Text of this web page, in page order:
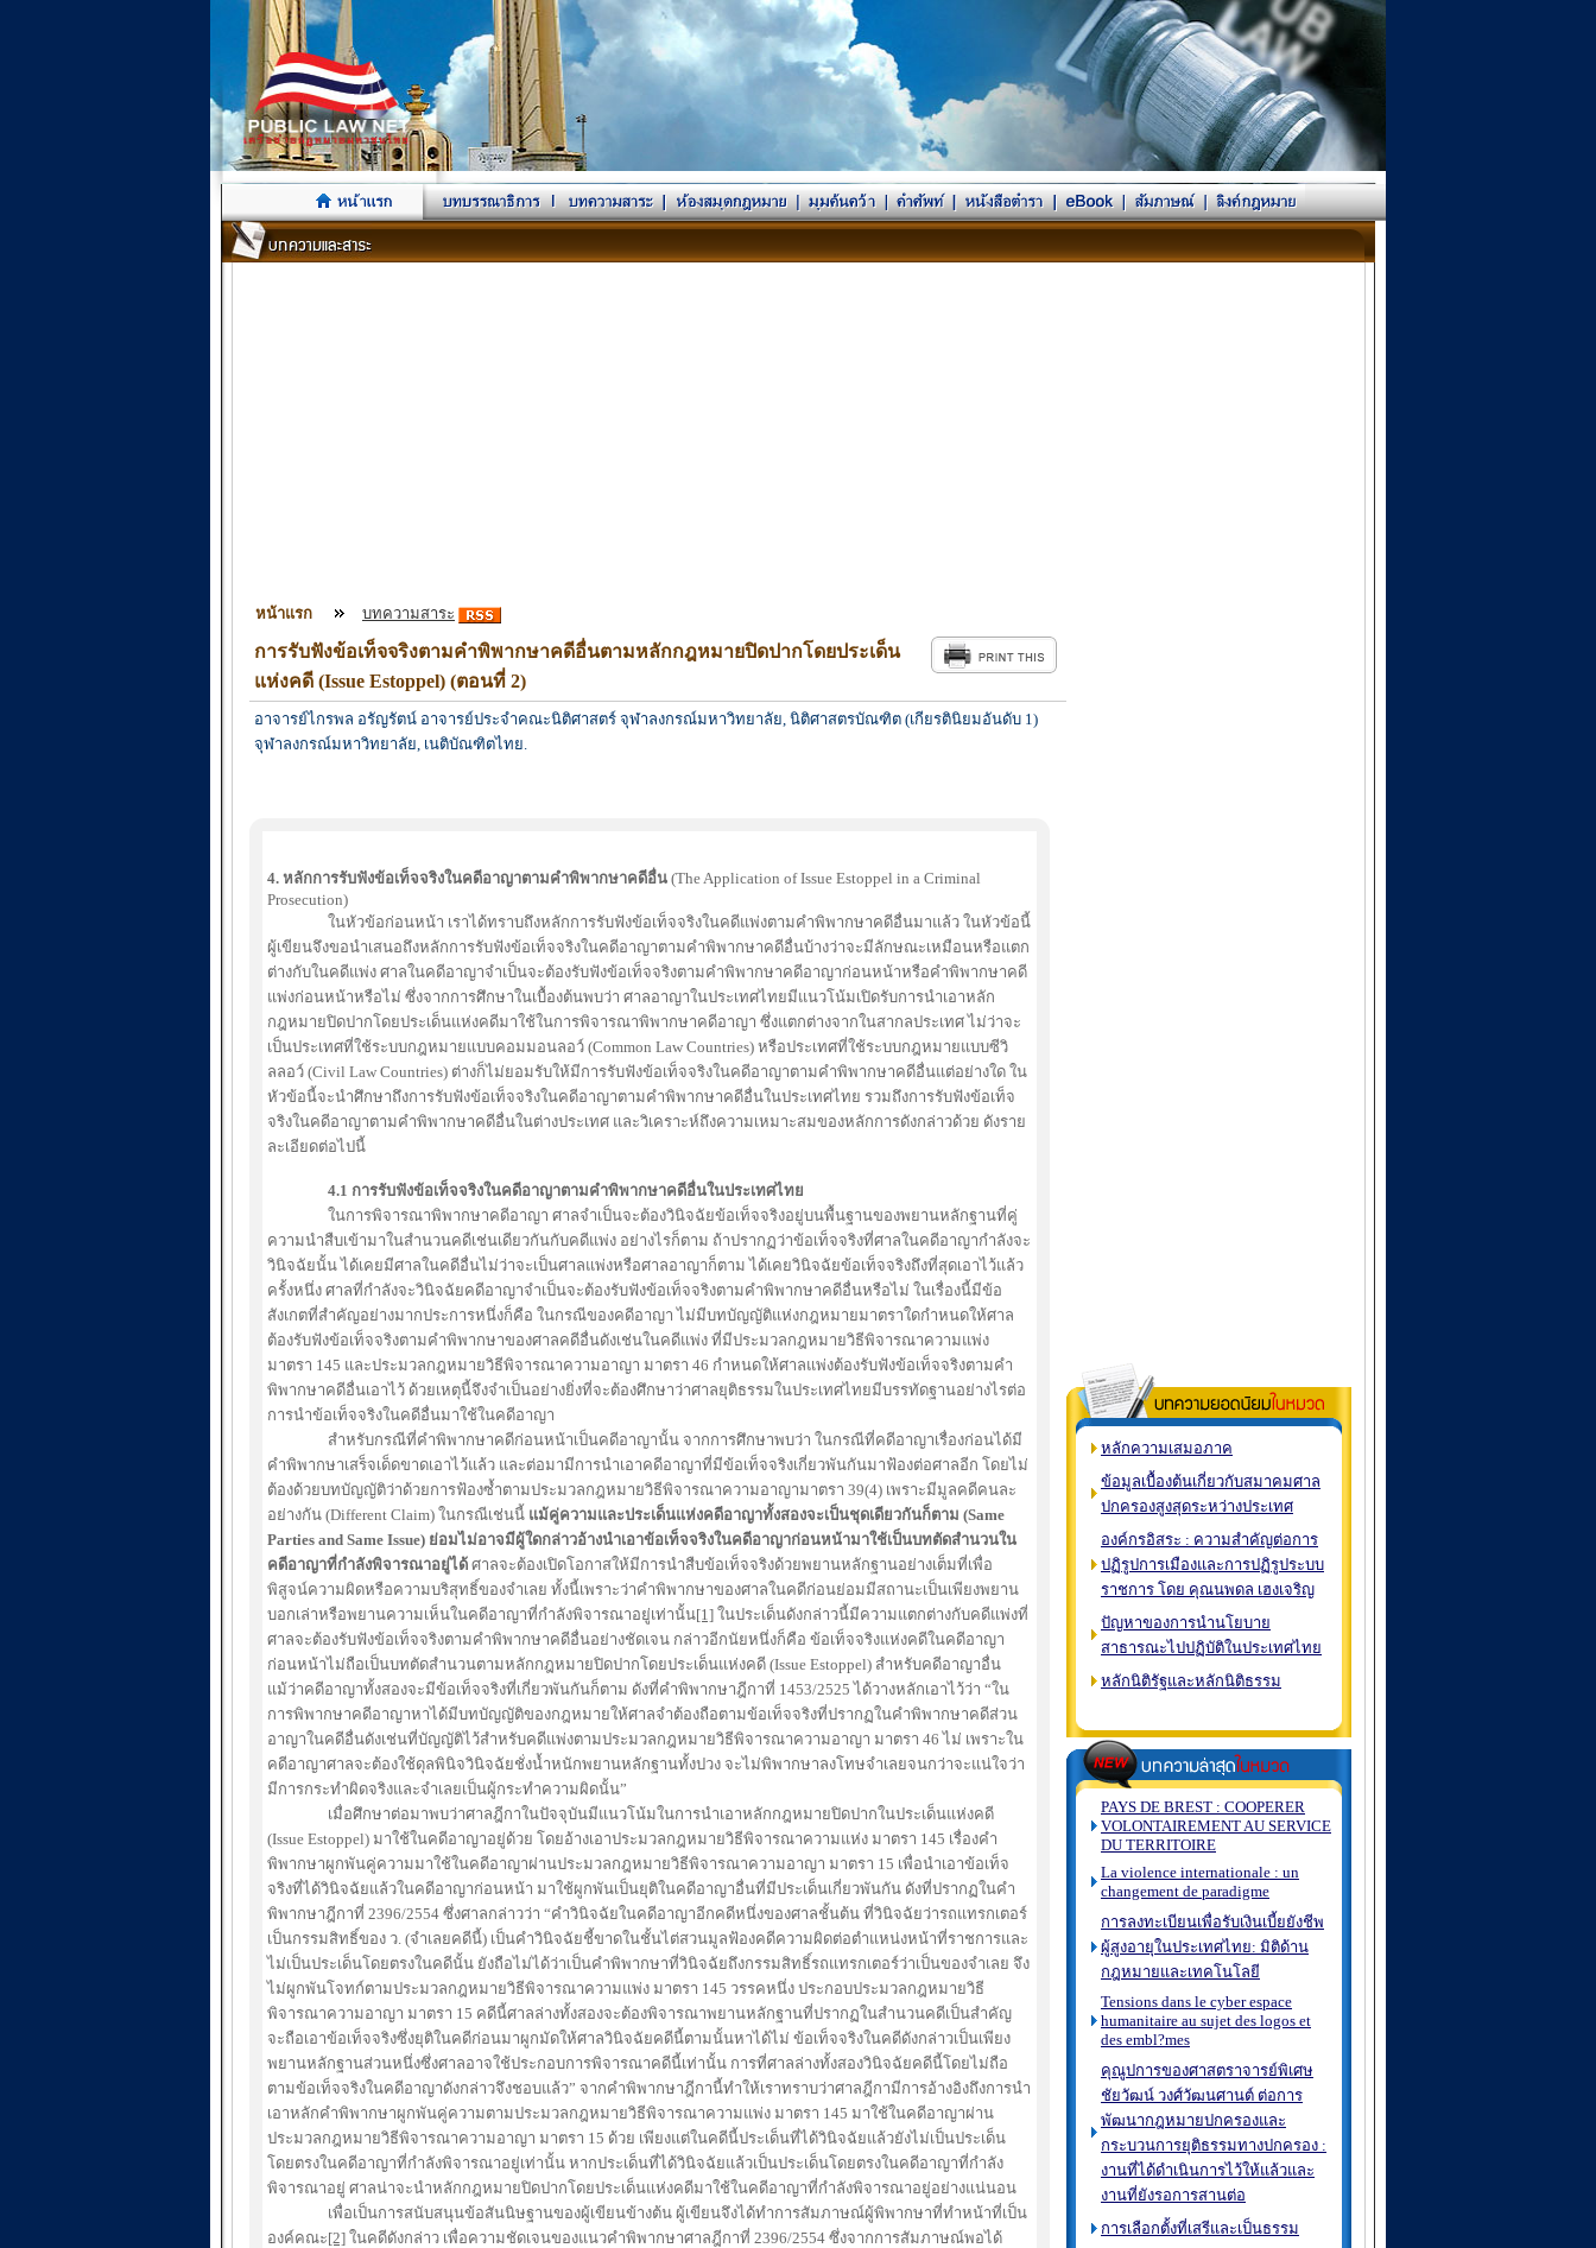
หน้าแรก บทความสาระ
การรับฟังข้อเท็จจริงตามคำพิพากษาคดีอื่นตามหลักกฎหมายปิดปากโดยประเด็น
แห่งคดี (Issue Estoppel) (ตอนที่ 2)
อาจารย์ไกรพล อรัญรัตน์ อาจารย์ประจำคณะนิติศาสตร์ จุฬาลงกรณ์มหาวิทยาลัย, นิติศาสตรบัณฑิต (เกียรตินิยมอันดับ 1)
จุฬาลงกรณ์มหาวิทยาลัย, เนติบัณฑิตไทย.
4. หลักการรับฟังข้อเท็จจริงในคดีอาญาตามคำพิพากษาคดีอื่น (The Application of Issue Estoppel in a Criminal
Prosecution)
ในหัวข้อก่อนหน้า เราได้ทราบถึงหลักการรับฟังข้อเท็จจริงในคดีแพ่งตามคำพิพากษาคดีอื่นมาแล้ว ในหัวข้อนี้
ผู้เขียนจึงขอนำเสนอถึงหลักการรับฟังข้อเท็จจริงในคดีอาญาตามคำพิพากษาคดีอื่นบ้างว่าจะมีลักษณะเหมือนหรือแตก
ต่างกับในคดีแพ่ง ศาลในคดีอาญาจำเป็นจะต้องรับฟังข้อเท็จจริงตามคำพิพากษาคดีอาญาก่อนหน้าหรือคำพิพากษาคดี
แพ่งก่อนหน้าหรือไม่ ซึ่งจากการศึกษาในเบื้องต้นพบว่า ศาลอาญาในประเทศไทยมีแนวโน้มเปิดรับการนำเอาหลัก
กฎหมายปิดปากโดยประเด็นแห่งคดีมาใช้ในการพิจารณาพิพากษาคดีอาญา ซึ่งแตกต่างจากในสากลประเทศ ไม่ว่าจะ
เป็นประเทศที่ใช้ระบบกฎหมายแบบคอมมอนลอว์ (Common Law Countries) หรือประเทศที่ใช้ระบบกฎหมายแบบซีวิ
ลลอว์ (Civil Law Countries) ต่างก็ไม่ยอมรับให้มีการรับฟังข้อเท็จจริงในคดีอาญาตามคำพิพากษาคดีอื่นแต่อย่างใด ใน
หัวข้อนี้จะนำศึกษาถึงการรับฟังข้อเท็จจริงในคดีอาญาตามคำพิพากษาคดีอื่นในประเทศไทย รวมถึงการรับฟังข้อเท็จ
จริงในคดีอาญาตามคำพิพากษาคดีอื่นในต่างประเทศ และวิเคราะห์ถึงความเหมาะสมของหลักการดังกล่าวด้วย ดังราย
ละเอียดต่อไปนี้
4.1 การรับฟังข้อเท็จจริงในคดีอาญาตามคำพิพากษาคดีอื่นในประเทศไทย
ในการพิจารณาพิพากษาคดีอาญา ศาลจำเป็นจะต้องวินิจฉัยข้อเท็จจริงอยู่บนพื้นฐานของพยานหลักฐานที่คู่
ความนำสืบเข้ามาในสำนวนคดีเช่นเดียวกันกับคดีแพ่ง อย่างไรก็ตาม ถ้าปรากฏว่าข้อเท็จจริงที่ศาลในคดีอาญากำลังจะ
วินิจฉัยนั้น ได้เคยมีศาลในคดีอื่นไม่ว่าจะเป็นศาลแพ่งหรือศาลอาญาก็ตาม ได้เคยวินิจฉัยข้อเท็จจริงถึงที่สุดเอาไว้แล้ว
ครั้งหนึ่ง ศาลที่กำลังจะวินิจฉัยคดีอาญาจำเป็นจะต้องรับฟังข้อเท็จจริงตามคำพิพากษาคดีอื่นหรือไม่ ในเรื่องนี้มีข้อ
สังเกตที่สำคัญอย่างมากประการหนึ่งก็คือ ในกรณีของคดีอาญา ไม่มีบทบัญญัติแห่งกฎหมายมาตราใดกำหนดให้ศาล
ต้องรับฟังข้อเท็จจริงตามคำพิพากษาของศาลคดีอื่นดังเช่นในคดีแพ่ง ที่มีประมวลกฎหมายวิธีพิจารณาความแพ่ง
มาตรา 145 และประมวลกฎหมายวิธีพิจารณาความอาญา มาตรา 46 กำหนดให้ศาลแพ่งต้องรับฟังข้อเท็จจริงตามคำ
พิพากษาคดีอื่นเอาไว้ ด้วยเหตุนี้จึงจำเป็นอย่างยิ่งที่จะต้องศึกษาว่าศาลยุติธรรมในประเทศไทยมีบรรทัดฐานอย่างไรต่อ
การนำข้อเท็จจริงในคดีอื่นมาใช้ในคดีอาญา
สำหรับกรณีที่คำพิพากษาคดีก่อนหน้าเป็นคดีอาญานั้น จากการศึกษาพบว่า ในกรณีที่คดีอาญาเรื่องก่อนได้มี
คำพิพากษาเสร็จเด็ดขาดเอาไว้แล้ว และต่อมามีการนำเอาคดีอาญาที่มีข้อเท็จจริงเกี่ยวพันกันมาฟ้องต่อศาลอีก โดยไม่
ต้องด้วยบทบัญญัติว่าด้วยการฟ้องซ้ำตามประมวลกฎหมายวิธีพิจารณาความอาญามาตรา 39(4) เพราะมีมูลคดีคนละ
อย่างกัน (Different Claim) ในกรณีเช่นนี้ แม้คู่ความและประเด็นแห่งคดีอาญาทั้งสองจะเป็นชุดเดียวกันก็ตาม (Same
Parties and Same Issue) ย่อมไม่อาจมีผู้ใดกล่าวอ้างนำเอาข้อเท็จจริงในคดีอาญาก่อนหน้ามาใช้เป็นบทตัดสำนวนใน
คดีอาญาที่กำลังพิจารณาอยู่ได้ ศาลจะต้องเปิดโอกาสให้มีการนำสืบข้อเท็จจริงด้วยพยานหลักฐานอย่างเต็มที่เพื่อ
พิสูจน์ความผิดหรือความบริสุทธิ์ของจำเลย ทั้งนี้เพราะว่าคำพิพากษาของศาลในคดีก่อนย่อมมีสถานะเป็นเพียงพยาน
บอกเล่าหรือพยานความเห็นในคดีอาญาที่กำลังพิจารณาอยู่เท่านั้น[1] ในประเด็นดังกล่าวนี้มีความแตกต่างกับคดีแพ่งที่
ศาลจะต้องรับฟังข้อเท็จจริงตามคำพิพากษาคดีอื่นอย่างชัดเจน กล่าวอีกนัยหนึ่งก็คือ ข้อเท็จจริงแห่งคดีในคดีอาญา
ก่อนหน้าไม่ถือเป็นบทตัดสำนวนตามหลักกฎหมายปิดปากโดยประเด็นแห่งคดี (Issue Estoppel) สำหรับคดีอาญาอื่น
แม้ว่าคดีอาญาทั้งสองจะมีข้อเท็จจริงที่เกี่ยวพันกันก็ตาม ดังที่คำพิพากษาฎีกาที่ 1453/2525 ได้วางหลักเอาไว้ว่า “ใน
การพิพากษาคดีอาญาหาได้มีบทบัญญัติของกฎหมายให้ศาลจำต้องถือตามข้อเท็จจริงที่ปรากฏในคำพิพากษาคดีส่วน
อาญาในคดีอื่นดังเช่นที่บัญญัติไว้สำหรับคดีแพ่งตามประมวลกฎหมายวิธีพิจารณาความอาญา มาตรา 46 ไม่ เพราะใน
คดีอาญาศาลจะต้องใช้ดุลพินิจวินิจฉัยชั่งน้ำหนักพยานหลักฐานทั้งปวง จะไม่พิพากษาลงโทษจำเลยจนกว่าจะแน่ใจว่า
มีการกระทำผิดจริงและจำเลยเป็นผู้กระทำความผิดนั้น”
เมื่อศึกษาต่อมาพบว่าศาลฎีกาในปัจจุบันมีแนวโน้มในการนำเอาหลักกฎหมายปิดปากในประเด็นแห่งคดี
(Issue Estoppel) มาใช้ในคดีอาญาอยู่ด้วย โดยอ้างเอาประมวลกฎหมายวิธีพิจารณาความแห่ง มาตรา 145 เรื่องคำ
พิพากษาผูกพันคู่ความมาใช้ในคดีอาญาผ่านประมวลกฎหมายวิธีพิจารณาความอาญา มาตรา 15 เพื่อนำเอาข้อเท็จ
จริงที่ได้วินิจฉัยแล้วในคดีอาญาก่อนหน้า มาใช้ผูกพันเป็นยุติในคดีอาญาอื่นที่มีประเด็นเกี่ยวพันกัน ดังที่ปรากฏในคำ
พิพากษาฎีกาที่ 2396/2554 ซึ่งศาลกล่าวว่า “คำวินิจฉัยในคดีอาญาอีกคดีหนึ่งของศาลชั้นต้น ที่วินิจฉัยว่ารถแทรกเตอร์
เป็นกรรมสิทธิ์ของ ว. (จำเลยคดีนี้) เป็นคำวินิจฉัยชี้ขาดในชั้นไต่สวนมูลฟ้องคดีความผิดต่อตำแหน่งหน้าที่ราชการและ
ไม่เป็นประเด็นโดยตรงในคดีนั้น ยังถือไม่ได้ว่าเป็นคำพิพากษาที่วินิจฉัยถึงกรรมสิทธิ์รถแทรกเตอร์ว่าเป็นของจำเลย จึง
ไม่ผูกพันโจทก์ตามประมวลกฎหมายวิธีพิจารณาความแพ่ง มาตรา 145 วรรคหนึ่ง ประกอบประมวลกฎหมายวิธี
พิจารณาความอาญา มาตรา 15 คดีนี้ศาลล่างทั้งสองจะต้องพิจารณาพยานหลักฐานที่ปรากฏในสำนวนคดีเป็นสำคัญ
จะถือเอาข้อเท็จจริงซึ่งยุติในคดีก่อนมาผูกมัดให้ศาลวินิจฉัยคดีนี้ตามนั้นหาได้ไม่ ข้อเท็จจริงในคดีดังกล่าวเป็นเพียง
พยานหลักฐานส่วนหนึ่งซึ่งศาลอาจใช้ประกอบการพิจารณาคดีนี้เท่านั้น การที่ศาลล่างทั้งสองวินิจฉัยคดีนี้โดยไม่ถือ
ตามข้อเท็จจริงในคดีอาญาดังกล่าวจึงชอบแล้ว” จากคำพิพากษาฎีกานี้ทำให้เราทราบว่าศาลฎีกามีการอ้างอิงถึงการนำ
เอาหลักคำพิพากษาผูกพันคู่ความตามประมวลกฎหมายวิธีพิจารณาความแพ่ง มาตรา 145 มาใช้ในคดีอาญาผ่าน
ประมวลกฎหมายวิธีพิจารณาความอาญา มาตรา 15 ด้วย เพียงแต่ในคดีนี้ประเด็นที่ได้วินิจฉัยแล้วยังไม่เป็นประเด็น
โดยตรงในคดีอาญาที่กำลังพิจารณาอยู่เท่านั้น หากประเด็นที่ได้วินิจฉัยแล้วเป็นประเด็นโดยตรงในคดีอาญาที่กำลัง
พิจารณาอยู่ ศาลน่าจะนำหลักกฎหมายปิดปากโดยประเด็นแห่งคดีมาใช้ในคดีอาญาที่กำลังพิจารณาอยู่อย่างแน่นอน
เพื่อเป็นการสนับสนุนข้อสันนิษฐานของผู้เขียนข้างต้น ผู้เขียนจึงได้ทำการสัมภาษณ์ผู้พิพากษาที่ทำหน้าที่เป็น
องค์คณะ[2] ในคดีดังกล่าว เพื่อความชัดเจนของแนวคำพิพากษาศาลฎีกาที่ 2396/2554 ซึ่งจากการสัมภาษณ์พอได้
หลักความเสมอภาค
ข้อมูลเบื้องต้นเกี่ยวกับสมาคมศาล
ปกครองสูงสุดระหว่างประเทศ
องค์กรอิสระ : ความสำคัญต่อการ
ปฏิรูปการเมืองและการปฏิรูประบบ
ราชการ โดย คุณนพดล เฮงเจริญ
ปัญหาของการนำนโยบาย
สาธารณะไปปฏิบัติในประเทศไทย
หลักนิติรัฐและหลักนิติธรรม
PAYS DE BREST : COOPERER
VOLONTAIREMENT AU SERVICE
DU TERRITOIRE
La violence internationale : un
changement de paradigme
การลงทะเบียนเพื่อรับเงินเบี้ยยังชีพ
ผู้สูงอายุในประเทศไทย: มิติด้าน
กฎหมายและเทคโนโลยี
Tensions dans le cyber espace
humanitaire au sujet des logos et
des embl?mes
คุณูปการของศาสตราจารย์พิเศษ
ชัยวัฒน์ วงศ์วัฒนศานต์ ต่อการ
พัฒนากฎหมายปกครองและ
กระบวนการยุติธรรมทางปกครอง :
งานที่ได้ดำเนินการไว้ให้แล้วและ
งานที่ยังรอการสานต่อ
การเลือกตั้งที่เสรีและเป็นธรรม